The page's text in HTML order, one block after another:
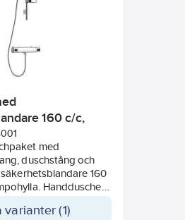
160 c/c,
med
duschstång och
160
Handduschen
begränsar
varianter (1)